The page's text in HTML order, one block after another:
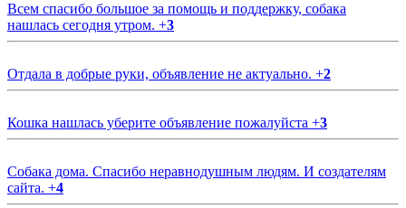
Всем спасибо большое за помощь и поддержку, собака
нашлась сегодня утром. +3
Отдала в добрые руки, объявление не актуально. +2
Кошка нашлась уберите объявление пожалуйста +3
Собака дома. Спасибо неравнодушным людям. И создателям
сайта. +4